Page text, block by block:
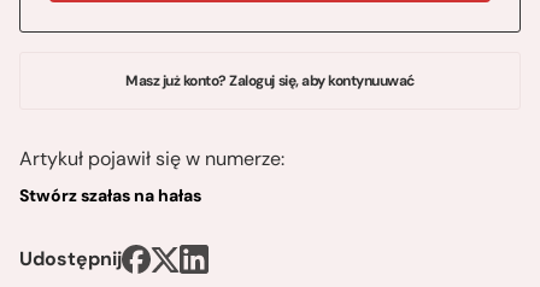
Masz już konto? Zaloguj się, aby kontynuuwać
Artykuł pojawił się w numerze:
Stwórz szałas na hałas
Udostępnij